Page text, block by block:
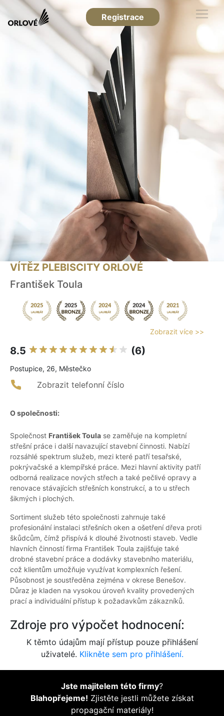
Registrace
VÍTĚZ PLEBISCITY ORLOVÉ
František Toula
Zobrazit více >>
8.5 (6)
Postupice, 26, Městečko
Zobrazit telefonní číslo
O společnosti:
Společnost František Toula se zaměřuje na kompletní
střešní práce i další navazující stavební činnosti. Nabízí
rozsáhlé spektrum služeb, mezi které patří tesařské,
pokrývačské a klempířské práce. Mezi hlavní aktivity patří
odborná realizace nových střech a také pečlivé opravy a
renovace stávajících střešních konstrukcí, a to u střech
šikmých i plochých.
Sortiment služeb této společnosti zahrnuje také
profesionální instalaci střešních oken a ošetření dřeva proti
škůdcům, čímž přispívá k dlouhé životnosti staveb. Vedle
hlavních činností firma František Toula zajišťuje také
drobné stavební práce a dodávky stavebního materiálu,
což klientům umožňuje využívat komplexních řešení.
Působnost je soustředěna zejména v okrese Benešov.
Důraz je kladen na vysokou úroveň kvality provedených
prací a individuální přístup k požadavkům zákazníků.
Zdroje pro výpočet hodnocení:
K těmto údajům mají přístup pouze přihlášení
uživatelé. Klikněte sem pro přihlášení.
Jste majitelem této firmy?
Blahopřejeme! Zjistěte jestli můžete získat
propagační materiály!